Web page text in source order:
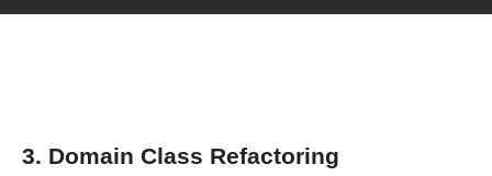
3. Domain Class Refactoring